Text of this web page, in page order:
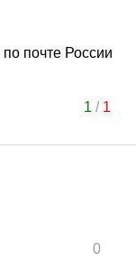
почте России
1 / 1
0